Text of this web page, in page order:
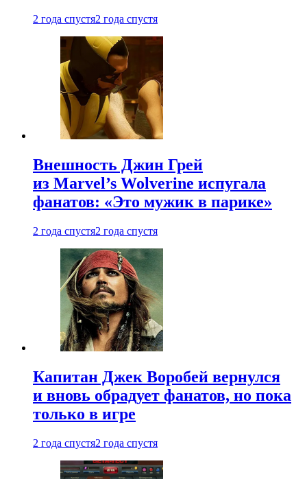
2 года спустя2 года спустя
Внешность Джин Грей
из Marvel’s Wolverine испугала
фанатов: «Это мужик в парике»
2 года спустя2 года спустя
Капитан Джек Воробей вернулся
и вновь обрадует фанатов, но пока
только в игре
2 года спустя2 года спустя